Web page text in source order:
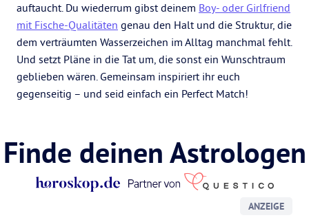
auftaucht. Du wiederrum gibst deinem Boy- oder Girlfriend
mit Fische-Qualitäten genau den Halt und die Struktur, die
dem verträumten Wasserzeichen im Alltag manchmal fehlt.
Und setzt Pläne in die Tat um, die sonst ein Wunschtraum
geblieben wären. Gemeinsam inspiriert ihr euch
gegenseitig – und seid einfach ein Perfect Match!
Finde deinen Astrologen
ANZEIGE